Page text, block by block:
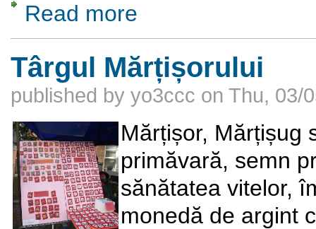
Read more
Târgul Mărțișorului
published by yo3ccc on Thu, 03/
Mărțișor, Mărțișug
primăvară, semn
sănătatea vitelor,
monedă de argint